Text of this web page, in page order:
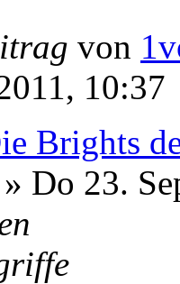
von
10:37
Brights
» Do 23.